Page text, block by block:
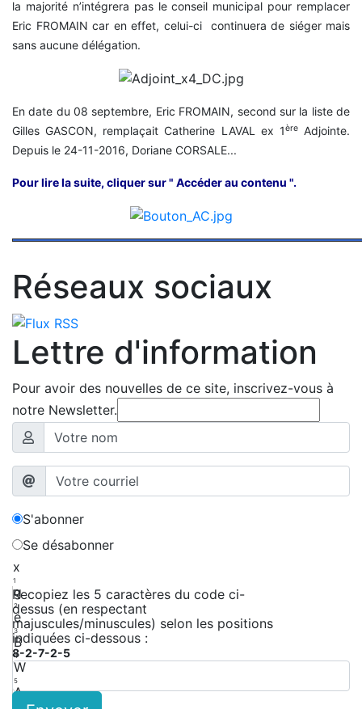
la majorité n’intégrera pas le conseil municipal pour remplacer
Eric FROMAIN car en effet, celui-ci continuera de siéger mais
sans aucune délégation.
En date du 08 septembre, Eric FROMAIN, second sur la liste de
Gilles GASCON, remplaçait Catherine LAVAL ex 1èreAdjointe.
Depuis le 24-11-2016, Doriane CORSALE...
Pour lire la suite, cliquer sur " Accéder au contenu ".
Réseaux sociaux
Lettre d'information
Pour avoir des nouvelles de ce site, inscrivez-vous à
notre Newsletter.
S'abonner
Se désabonner
x
1
g
2
e
3
B
4
W
5
A
Recopiez les 5 caractères du code ci-
dessus (en respectant
majuscules/minuscules) selon les positions
indiquées ci-dessous :
8-2-7-2-5